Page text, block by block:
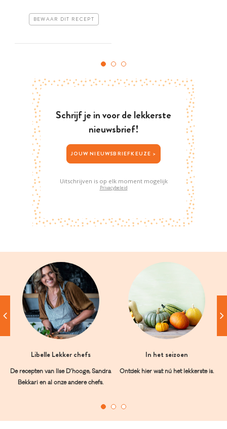
BEWAAR DIT RECEPT
Schrijf je in voor de lekkerste
nieuwsbrief!
JOUW NIEUWSBRIEFKEUZE >
Uitschrijven is op elk moment mogelijk
Privacybeleid
Libelle Lekker chefs
De recepten van Ilse D’hooge, Sandra
Bekkari en al onze andere chefs.
In het seizoen
Ontdek hier wat nú het lekkerste is.